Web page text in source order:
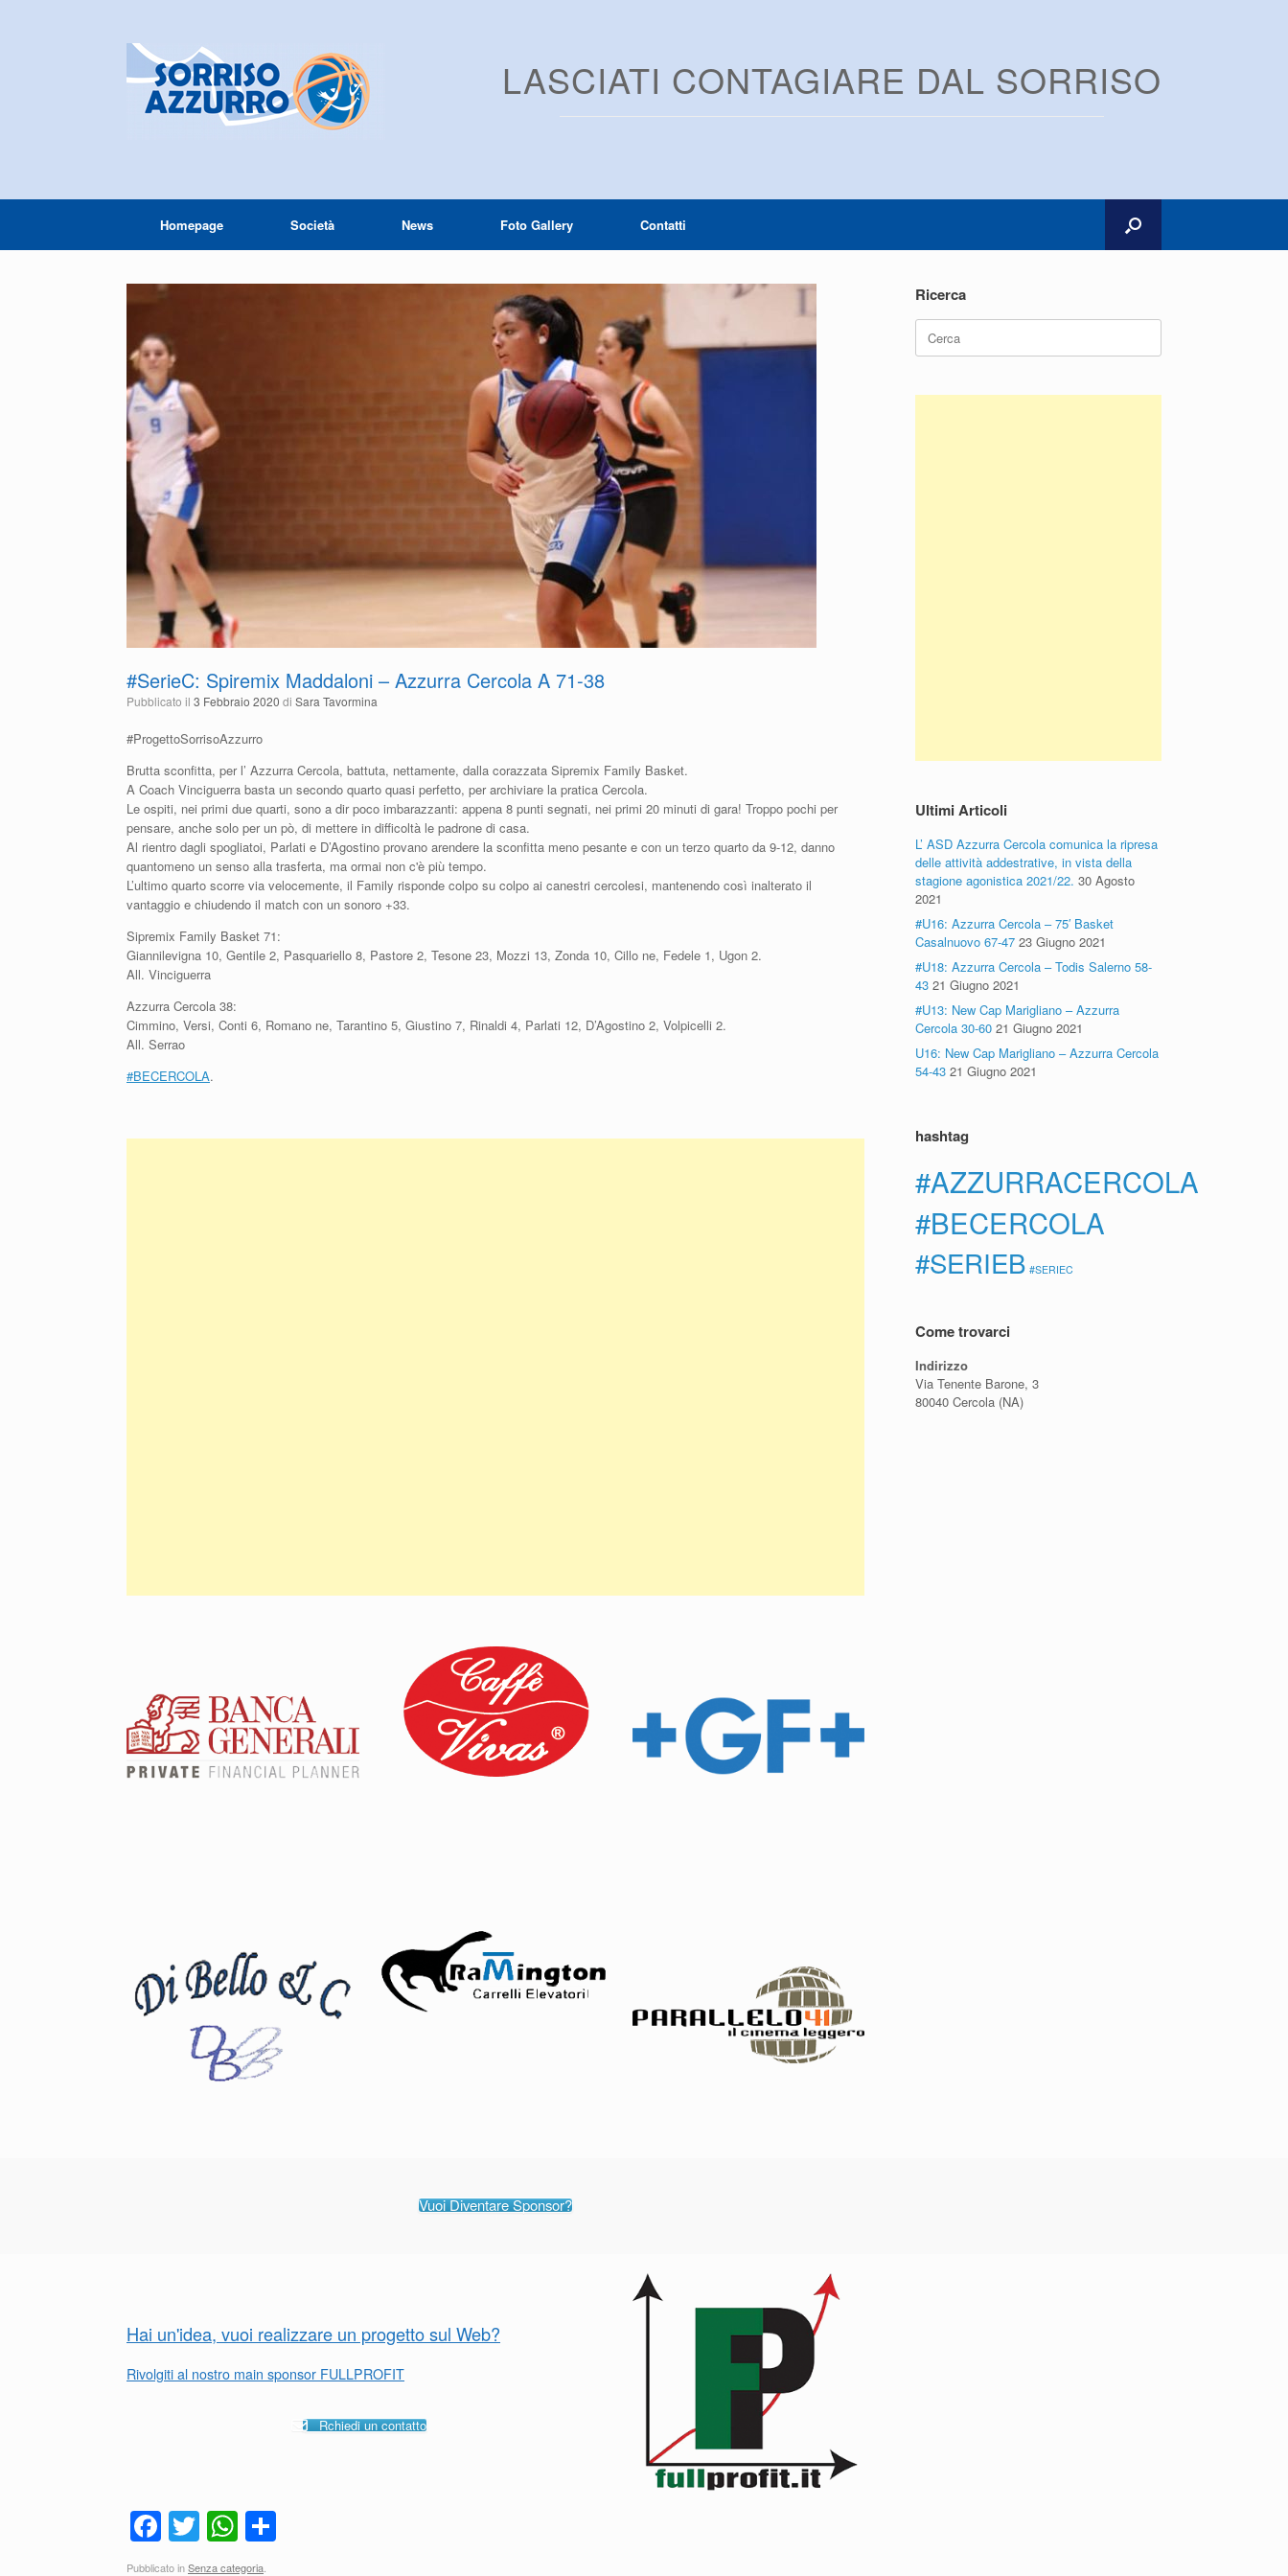
LASCIATI CONTAGIARE DAL SORRISO
Homepage Società News Foto Gallery Contatti
#SerieC: Spiremix Maddaloni – Azzurra Cercola A 71-38
Pubblicato il 3 Febbraio 2020 di Sara Tavormina
#ProgettoSorrisoAzzurro
Brutta sconfitta, per l’ Azzurra Cercola, battuta, nettamente, dalla corazzata Sipremix Family Basket.
A Coach Vinciguerra basta un secondo quarto quasi perfetto, per archiviare la pratica Cercola.
Le ospiti, nei primi due quarti, sono a dir poco imbarazzanti: appena 8 punti segnati, nei primi 20 minuti di gara! Troppo pochi per
pensare, anche solo per un pò, di mettere in difficoltà le padrone di casa.
Al rientro dagli spogliatoi, Parlati e D’Agostino provano arendere la sconfitta meno pesante e con un terzo quarto da 9-12, danno
quantomeno un senso alla trasferta, ma ormai non c'è più tempo.
L’ultimo quarto scorre via velocemente, il Family risponde colpo su colpo ai canestri cercolesi, mantenendo così inalterato il
vantaggio e chiudendo il match con un sonoro +33.
Sipremix Family Basket 71:
Giannilevigna 10, Gentile 2, Pasquariello 8, Pastore 2, Tesone 23, Mozzi 13, Zonda 10, Cillo ne, Fedele 1, Ugon 2.
All. Vinciguerra
Azzurra Cercola 38:
Cimmino, Versi, Conti 6, Romano ne, Tarantino 5, Giustino 7, Rinaldi 4, Parlati 12, D’Agostino 2, Volpicelli 2.
All. Serrao
#BECERCOLA.
Vuoi Diventare Sponsor?
Hai un'idea, vuoi realizzare un progetto sul Web?
Rivolgiti al nostro main sponsor FULLPROFIT
Rchiedi un contatto
F
a
T
wi
W
h
Pubblicato inSenza categoria
Ricerca
Ricerca
per:
Ultimi Articoli
L’ ASD Azzurra Cercola comunica la ripresa
delle attività addestrative, in vista della
stagione agonistica 2021/22. 30 Agosto
2021
#U16: Azzurra Cercola – 75′ Basket
Casalnuovo 67-47 23 Giugno 2021
#U18: Azzurra Cercola – Todis Salerno 58-
43 21 Giugno 2021
#U13: New Cap Marigliano – Azzurra
Cercola 30-60 21 Giugno 2021
U16: New Cap Marigliano – Azzurra Cercola
54-43 21 Giugno 2021
hashtag
#AZZURRACERCOLA
#BECERCOLA
#SERIEB #SERIEC
Come trovarci
Indirizzo
Via Tenente Barone, 3
80040 Cercola (NA)